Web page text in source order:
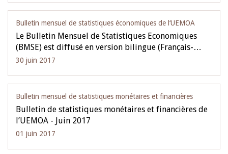
Bulletin mensuel de statistiques économiques de l‘UEMOA
Le Bulletin Mensuel de Statistiques Economiques
(BMSE) est diffusé en version bilingue (Français-…
30 juin 2017
Bulletin mensuel de statistiques monétaires et financières
Bulletin de statistiques monétaires et financières de
l’UEMOA - Juin 2017
01 juin 2017